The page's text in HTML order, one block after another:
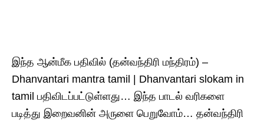
இந்த ஆன்மீக பதிவில் (தன்வந்திரி மந்திரம்) –
Dhanvantari mantra tamil | Dhanvantari slokam in
tamil பதிவிடப்பட்டுள்ளது… இந்த பாடல் வரிகளை
படித்து இறைவனின் அருளை பெறுவோம்… தன்வந்திரி